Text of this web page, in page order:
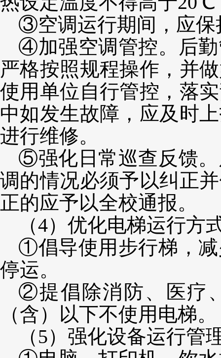
③空调运行期间，应保
④加强空调管控。后
严格按照规程操作，并
使用单位自行管控，落
中如发生故障，应及时
进行维修。
⑤强化日常巡查反馈
调的情况必须予以纠正
正的应予以全校通报。
（4）优化电梯运行方
①倡导使用步行梯，
停运。
②提倡除消防、医疗
（含）以下不使用电梯。
（5） 强化设备运行管